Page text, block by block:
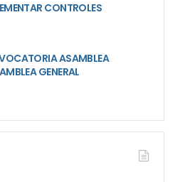
CONTROLES
ASAMBLEA
GENERAL